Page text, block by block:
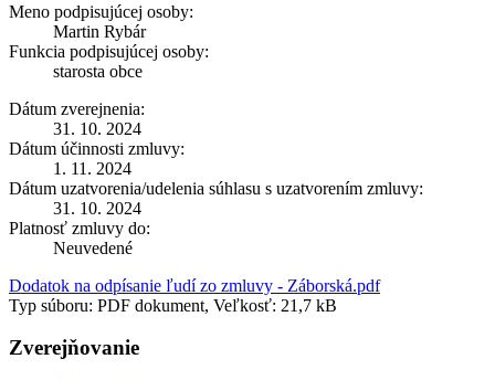
Meno podpisujúcej osoby:
Martin Rybár
Funkcia podpisujúcej osoby:
starosta obce
Dátum zverejnenia:
31. 10. 2024
Dátum účinnosti zmluvy:
1. 11. 2024
Dátum uzatvorenia/udelenia súhlasu s uzatvorením zmluvy:
31. 10. 2024
Platnosť zmluvy do:
Neuvedené
Dodatok na odpísanie ľudí zo zmluvy - Záborská.pdf
Typ súboru: PDF dokument, Veľkosť: 21,7 kB
Zverejňovanie